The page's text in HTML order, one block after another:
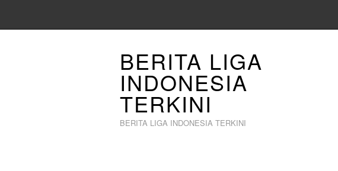
BERITA LIGA
INDONESIA
TERKINI
BERITA LIGA INDONESIA TERKINI